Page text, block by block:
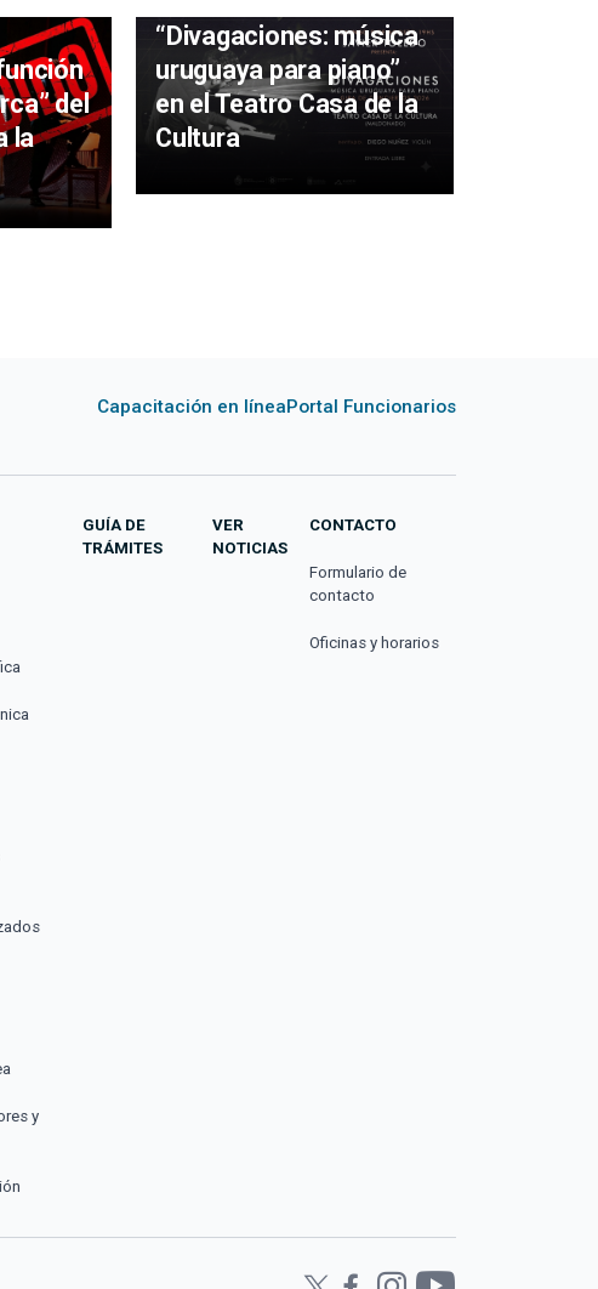
del
la
“Divagaciones: música
uruguaya para piano”
en el Teatro Casa de la
Cultura
Capacitación en líneaPortal Funcionarios
y
GUÍA DE
TRÁMITES
VER
NOTICIAS
CONTACTO
Formulario de
contacto
Oficinas y horarios